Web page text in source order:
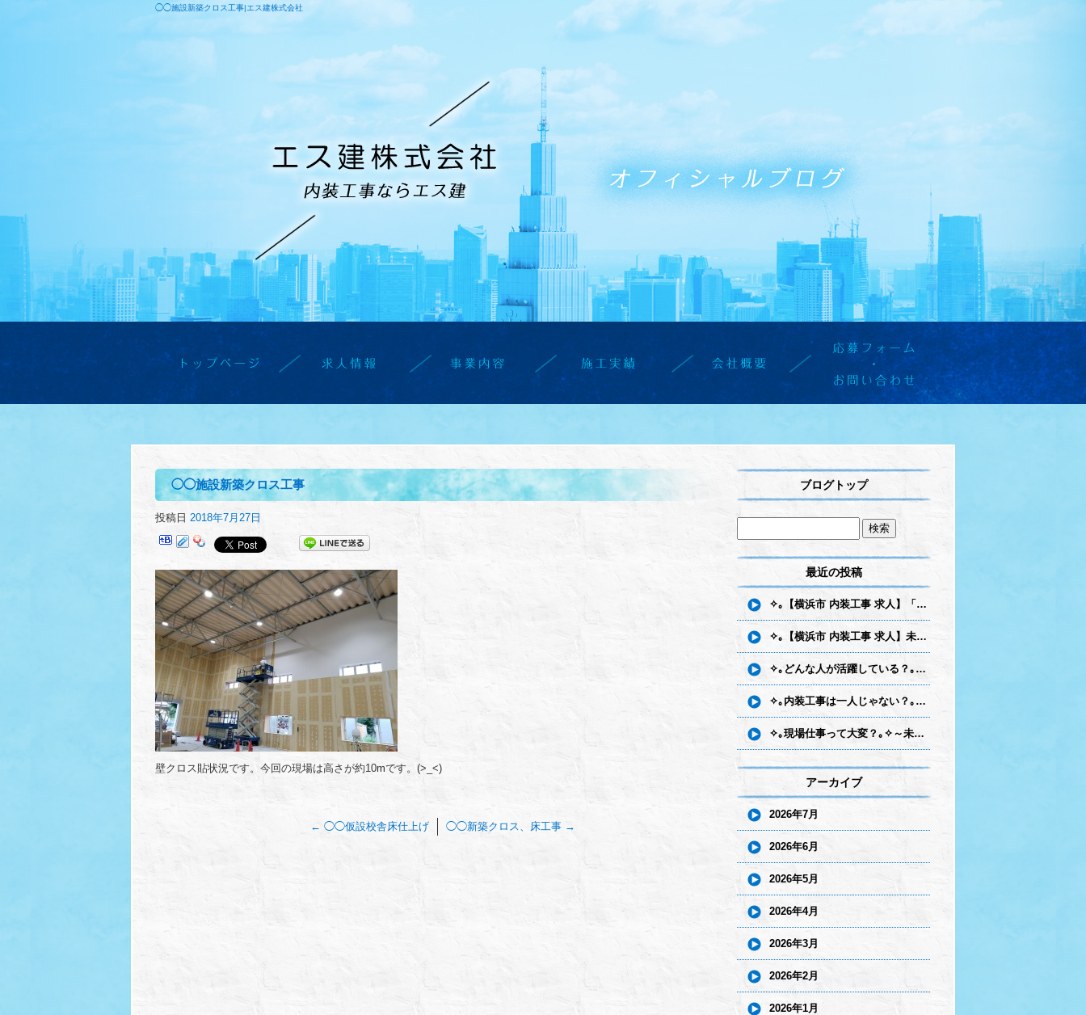
◯◯施設新築クロス工事|エス建株式会社
◯◯施設新築クロス工事
投稿日 2018年7月27日
壁クロス貼状況です。今回の現場は高さが約10mです。(>_<)
← ◯◯仮設校舎床仕上げ ◯◯新築クロス、床工事 →
ブログトップ
最近の投稿
✧｡【横浜市 内装工事 求人】「最初は誰でも初心者」だから安心！未経験から始める内装職人への第一歩｡✧
✧｡【横浜市 内装工事 求人】未経験から手に職を！エス建で身につく一生モノの技術｡✧
✧｡どんな人が活躍している？｡✧～内装職人に向いている人の特徴とは～
✧｡内装工事は一人じゃない？｡✧～チームで働く仕事の魅力とは～
✧｡現場仕事って大変？｡✧～未経験の方が気になる不安にお答えします～
アーカイブ
2026年7月
2026年6月
2026年5月
2026年4月
2026年3月
2026年2月
2026年1月